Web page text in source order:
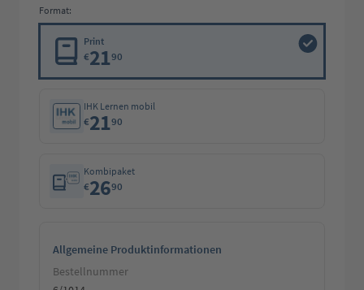
Format:
Print
€2190
IHK Lernen mobil
€2190
Kombipaket
€2690
Allgemeine Produktinformationen
Bestellnummer